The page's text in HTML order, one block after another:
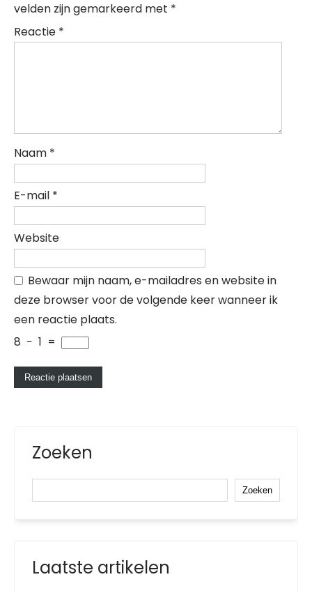
velden zijn gemarkeerd met *
Reactie *
Naam *
E-mail *
Website
Bewaar mijn naam, e-mailadres en website in
deze browser voor de volgende keer wanneer ik
een reactie plaats.
8 − 1 =
Zoeken
Zoeken
Laatste artikelen